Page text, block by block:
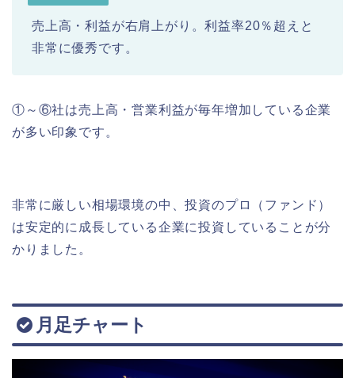
売上高・利益が右肩上がり。利益率20％超えと
非常に優秀です。
①～⑥社は売上高・営業利益が毎年増加している企業
が多い印象です。
非常に厳しい相場環境の中、投資のプロ（ファンド）
は安定的に成長している企業に投資していることが分
かりました。
月足チャート